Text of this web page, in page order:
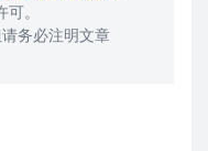
。
务必注明文章